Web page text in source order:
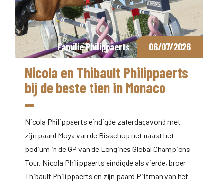
Familie Philippaerts 06/07/2026
Nicola en Thibault Philippaerts
bij de beste tien in Monaco
Nicola Philippaerts eindigde zaterdagavond met
zijn paard Moya van de Bisschop net naast het
podium in de GP van de Longines Global Champions
Tour. Nicola Philippaerts eindigde als vierde, broer
Thibault Philippaerts en zijn paard Pittman van het